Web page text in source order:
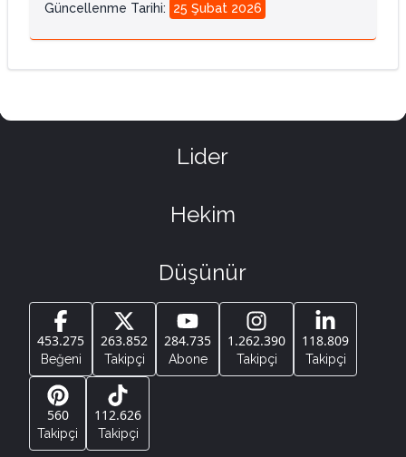
Güncellenme Tarihi: 25 Şubat 2026
Lider
Hekim
Düşünür
453.275
Beğeni
263.852
Takipçi
284.735
Abone
1.262.390
Takipçi
118.809
Takipçi
560
Takipçi
112.626
Takipçi